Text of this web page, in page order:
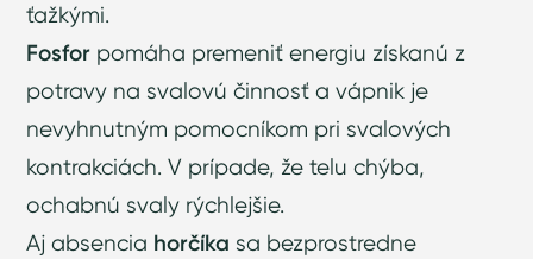
ťažkými.
Fosfor pomáha premeniť energiu získanú z
potravy na svalovú činnosť a vápnik je
nevyhnutným pomocníkom pri svalových
kontrakciách. V prípade, že telu chýba,
ochabnú svaly rýchlejšie.
Aj absencia horčíka sa bezprostredne